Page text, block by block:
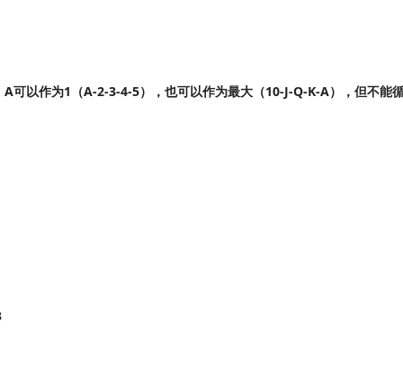
A可以作为1（A-2-3-4-5），也可以作为最大（10-J-Q-K-A），但不能